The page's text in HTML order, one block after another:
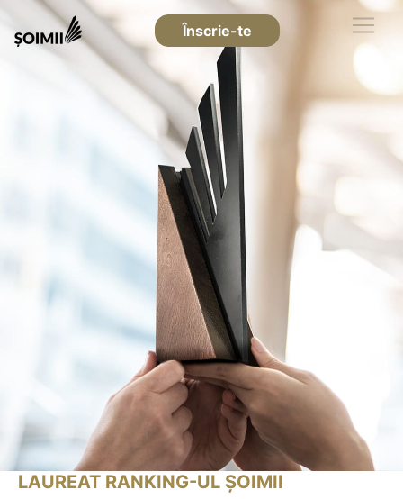
Înscrie-te
LAUREAT RANKING-UL ȘOIMII